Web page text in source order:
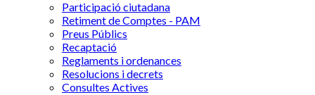
Participació ciutadana
Retiment de Comptes - PAM
Preus Públics
Recaptació
Reglaments i ordenances
Resolucions i decrets
Consultes Actives